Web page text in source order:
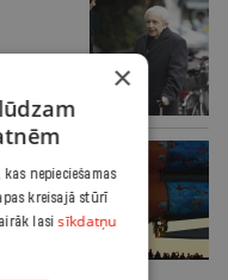
×
nepieciešamas
kreisajā stūrī
lasisīkdatņu